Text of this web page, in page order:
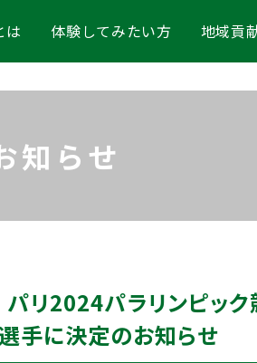
は 体験してみたい方 地域貢
知らせ
2024パラリンピック
手に決定のお知らせ